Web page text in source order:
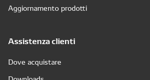
Aggiornamento prodotti
Assistenza clienti
Dove acquistare